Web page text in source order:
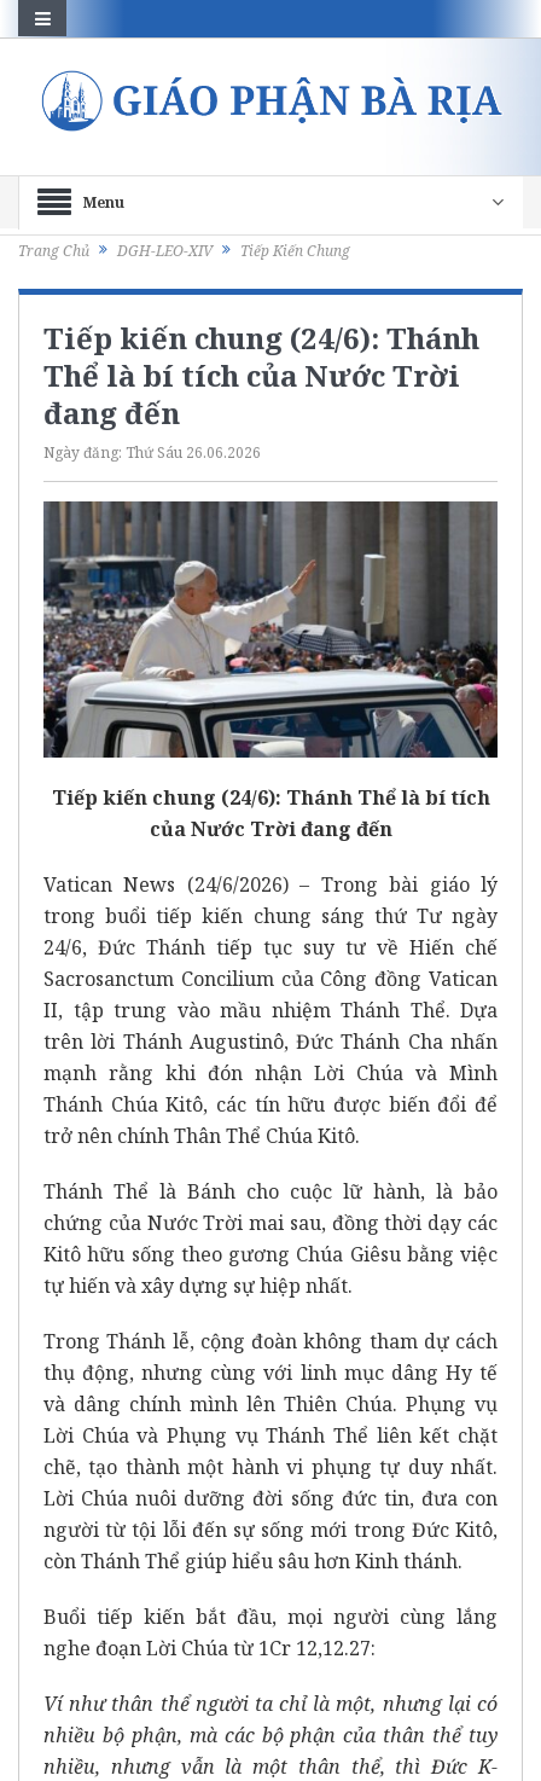
Menu
Trang Chủ DGH-LEO-XIV Tiếp Kiến Chung
Tiếp kiến chung (24/6): Thánh
Thể là bí tích của Nước Trời
đang đến
Ngày đăng: Thứ Sáu 26.06.2026
Tiếp kiến chung (24/6): Thánh Thể là bí tích
của Nước Trời đang đến
Vatican News (24/6/2026) – Trong bài giáo lý
trong buổi tiếp kiến chung sáng thứ Tư ngày
24/6, Đức Thánh tiếp tục suy tư về Hiến chế
Sacrosanctum Concilium của Công đồng Vatican
II, tập trung vào mầu nhiệm Thánh Thể. Dựa
trên lời Thánh Augustinô, Đức Thánh Cha nhấn
mạnh rằng khi đón nhận Lời Chúa và Mình
Thánh Chúa Kitô, các tín hữu được biến đổi để
trở nên chính Thân Thể Chúa Kitô.
Thánh Thể là Bánh cho cuộc lữ hành, là bảo
chứng của Nước Trời mai sau, đồng thời dạy các
Kitô hữu sống theo gương Chúa Giêsu bằng việc
tự hiến và xây dựng sự hiệp nhất.
Trong Thánh lễ, cộng đoàn không tham dự cách
thụ động, nhưng cùng với linh mục dâng Hy tế
và dâng chính mình lên Thiên Chúa. Phụng vụ
Lời Chúa và Phụng vụ Thánh Thể liên kết chặt
chẽ, tạo thành một hành vi phụng tự duy nhất.
Lời Chúa nuôi dưỡng đời sống đức tin, đưa con
người từ tội lỗi đến sự sống mới trong Đức Kitô,
còn Thánh Thể giúp hiểu sâu hơn Kinh thánh.
Buổi tiếp kiến bắt đầu, mọi người cùng lắng
nghe đoạn Lời Chúa từ 1Cr 12,12.27:
Ví như thân thể người ta chỉ là một, nhưng lại có
nhiều bộ phận, mà các bộ phận của thân thể tuy
nhiều, nhưng vẫn là một thân thể, thì Đức K-